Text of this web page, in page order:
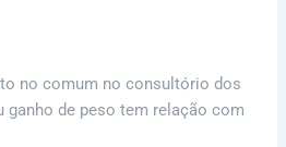
no comum no consultório dos
de peso tem relação com